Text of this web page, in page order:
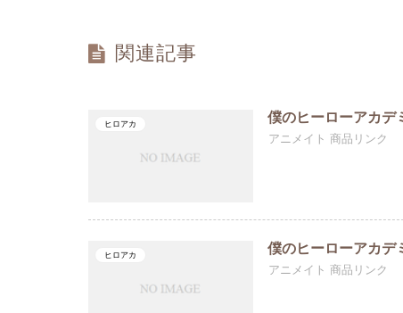
関連記事
ヒロアカ 僕のヒーローアカデ
アニメイト 商品リンク
ヒロアカ 僕のヒーローアカデ
アニメイト 商品リンク